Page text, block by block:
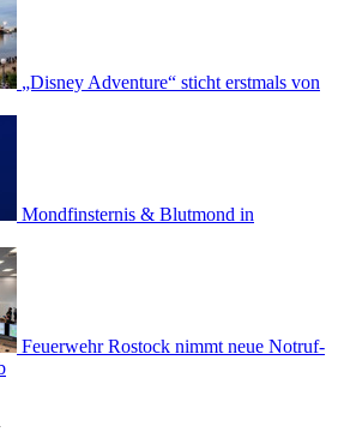
„Disney Adventure“ sticht erstmals von
Mondfinsternis & Blutmond in
Feuerwehr Rostock nimmt neue Notruf-